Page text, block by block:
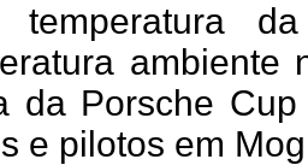
temperatura
ambiente
da Porsche
e pilotos em